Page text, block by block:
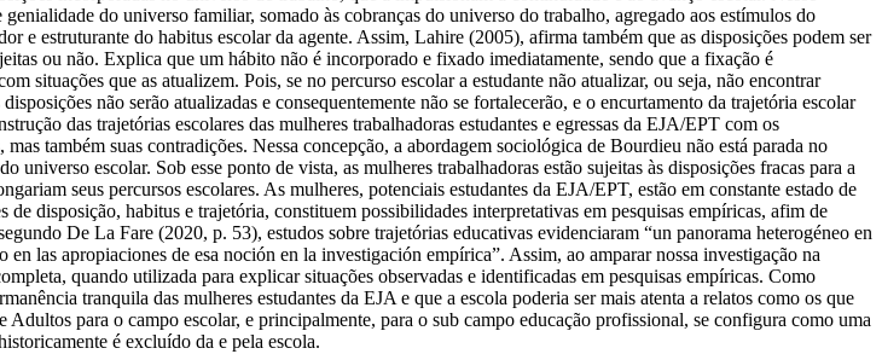
do universo familiar, somado às cobranças do universo do trabalho, agregado aos estímulos do
estruturante do habitus escolar da agente. Assim, Lahire (2005), afirma também que as disposições podem ser
ou não. Explica que um hábito não é incorporado e fixado imediatamente, sendo que a fixação é
situações que as atualizem. Pois, se no percurso escolar a estudante não atualizar, ou seja, não encontrar
não serão atualizadas e consequentemente não se fortalecerão, e o encurtamento da trajetória escolar
das trajetórias escolares das mulheres trabalhadoras estudantes e egressas da EJA/EPT com os
também suas contradições. Nessa concepção, a abordagem sociológica de Bourdieu não está parada no
escolar. Sob esse ponto de vista, as mulheres trabalhadoras estão sujeitas às disposições fracas para a
seus percursos escolares. As mulheres, potenciais estudantes da EJA/EPT, estão em constante estado de
disposição, habitus e trajetória, constituem possibilidades interpretativas em pesquisas empíricas, afim de
De La Fare (2020, p. 53), estudos sobre trajetórias educativas evidenciaram “un panorama heterogéneo en
las apropiaciones de esa noción en la investigación empírica”. Assim, ao amparar nossa investigação na
quando utilizada para explicar situações observadas e identificadas em pesquisas empíricas. Como
tranquila das mulheres estudantes da EJA e que a escola poderia ser mais atenta a relatos como os que
para o campo escolar, e principalmente, para o sub campo educação profissional, se configura como uma
é excluído da e pela escola.